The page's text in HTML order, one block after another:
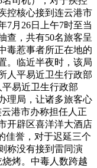
控核心接到连云港市
7月26日上午7时至当
查，共有50名旅客呈
毒惹事者所正在地的
。临近半夜时，该局
人平易近卫生行政部
易近卫生行政部
理局，让诸多旅客心
港市办称担任人正
开辟区喜洋洋大酒店
佳誉，对于迟延三个
称没有接到雷同演
烤。中毒人数跨越